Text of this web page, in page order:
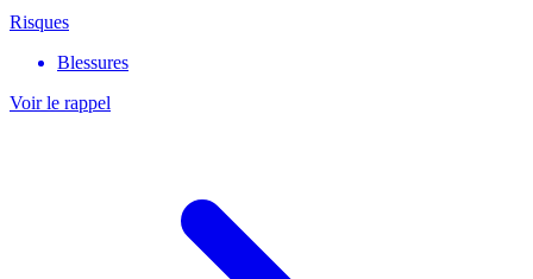
Risques
Blessures
Voir le rappel